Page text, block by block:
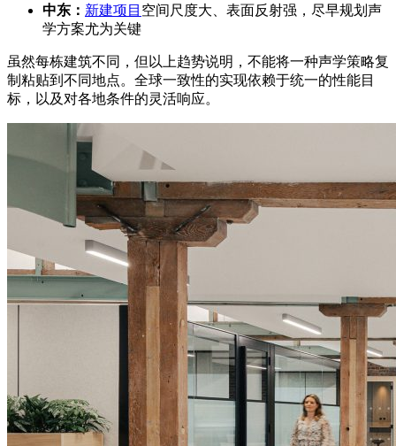
中东： 新建项目 空间尺度大、表面反射强，尽早规划声
学方案尤为关键
虽然每栋建筑不同，但以上趋势说明，不能将一种声学策略复
制粘贴到不同地点。全球一致性的实现依赖于统一的性能目
标，以及对各地条件的灵活响应。